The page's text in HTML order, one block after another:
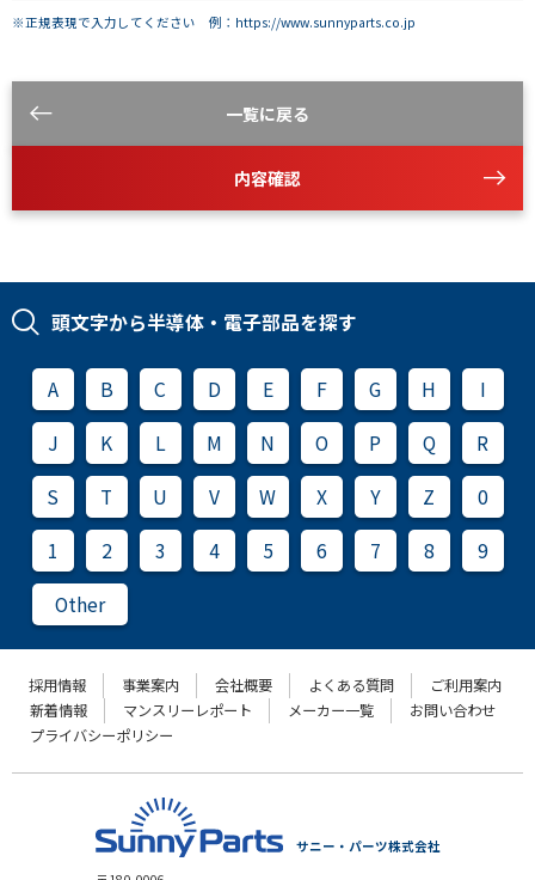
※正規表現で入力してください 例：https://www.sunnyparts.co.jp
一覧に戻る
内容確認
頭文字から半導体・電子部品を探す
A B C D E F G H
I
J
K L M N O P Q
R
S
T U V W X Y Z
0
1
2 3 4 5 6 7 8
9
Other
採用情報 事業案内 会社概要 よくある質問
ご利用案内
新着情報
マンスリーレポート メーカー一覧
お問い合わせ
プライバシーポリシー
サニー・パーツ株式会社